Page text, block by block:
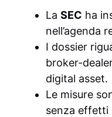
La SEC ha
nell’agenda
I dossier
broker-
digital asset.
Le misure
senza effetti